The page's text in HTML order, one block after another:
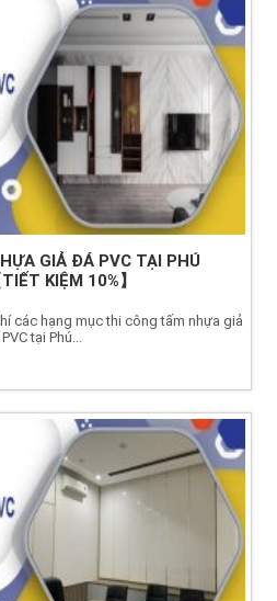
GIẢ ĐÁ PVC TẠI PHÚ
KIỆM 10%】
các hạng mục thi công tấm nhựa giả
tại Phú...